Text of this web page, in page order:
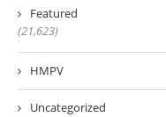
Featured
(21,623)
HMPV
Uncategorized